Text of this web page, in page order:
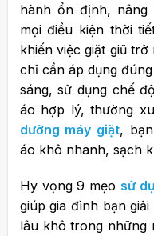
hành ổn định, nâng
mọi điều kiện thời
khiến việc giặt giũ
chỉ cần áp dụng
sáng, sử dụng chế
áo hợp lý, thường
dưỡng máy giặt,
áo khô nhanh, sạch
Hy vọng 9 mẹo sử
giúp gia đình bạn
lâu khô trong những